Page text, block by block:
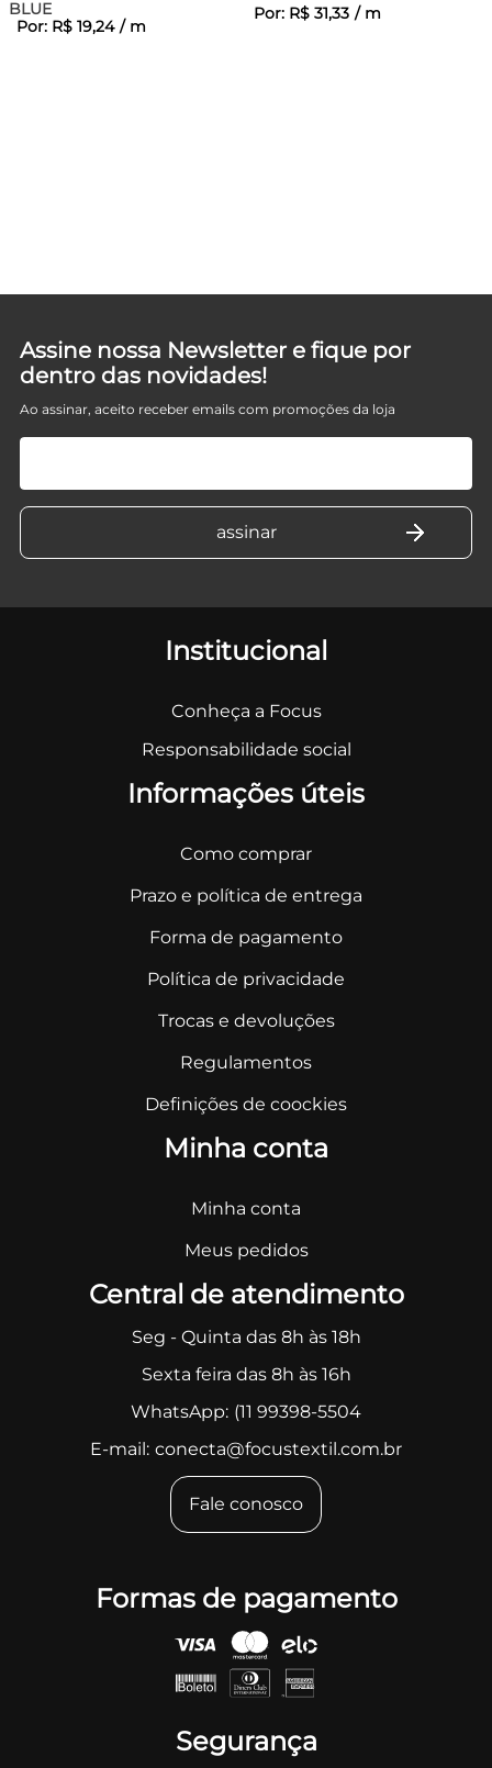
BLUE
Por: R$ 19,24 / m
Por: R$ 31,33 / m
Assine nossa Newsletter e fique por
dentro das novidades!
Ao assinar, aceito receber emails com promoções da loja
Institucional
Conheça a Focus
Responsabilidade social
Informações úteis
Como comprar
Prazo e política de entrega
Forma de pagamento
Política de privacidade
Trocas e devoluções
Regulamentos
Definições de coockies
Minha conta
Minha conta
Meus pedidos
Central de atendimento
Seg - Quinta das 8h às 18h
Sexta feira das 8h às 16h
WhatsApp: (11 99398-5504
E-mail: conecta@focustextil.com.br
Fale conosco
Formas de pagamento
Segurança